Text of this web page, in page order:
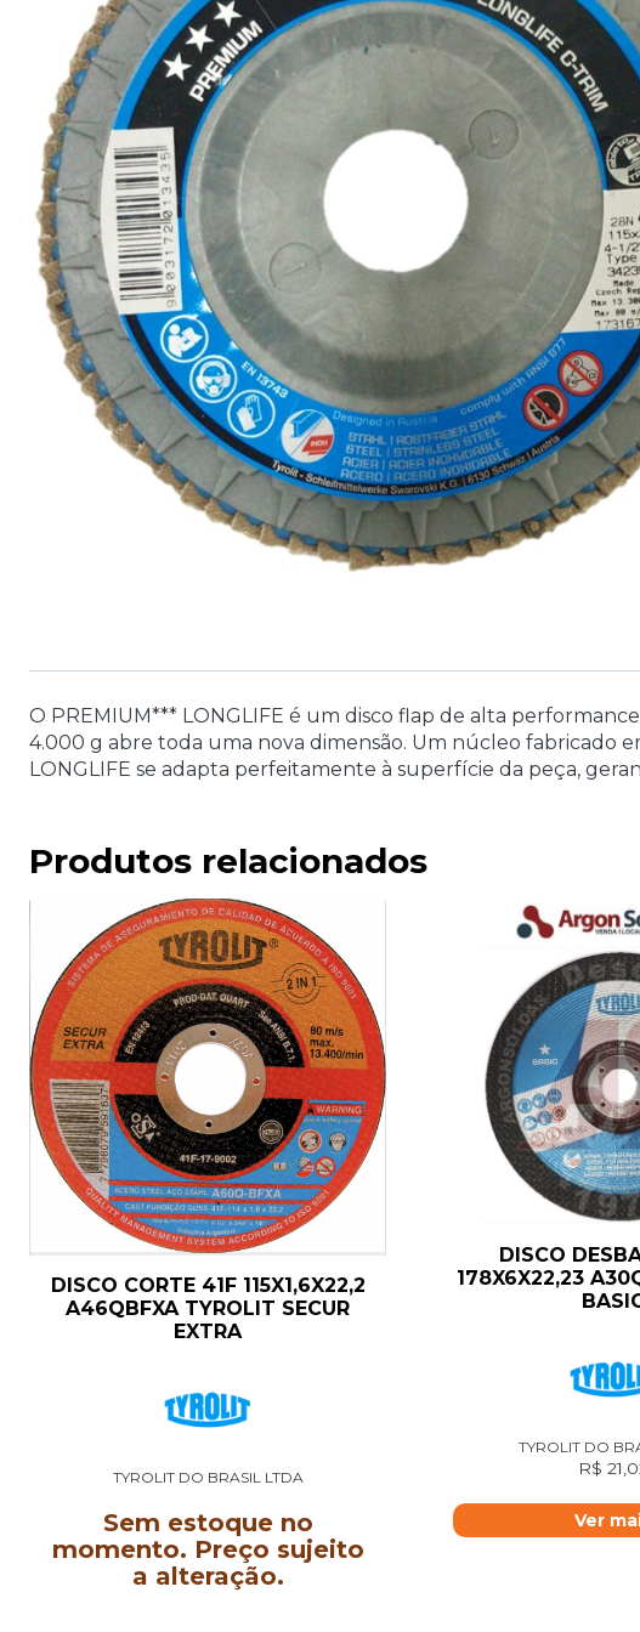
O PREMIUM*** LONGLIFE é um disco flap de alta
4.000 g abre toda uma nova dimensão. Um núcleo fabricado
LONGLIFE se adapta perfeitamente à superfície da peça,
Produtos relacionados
DISCO CORTE 41F 115X1,6X22,2
A46QBFXA TYROLIT SECUR
EXTRA
TYROLIT DO BRASIL LTDA
Sem estoque no
momento. Preço sujeito
a alteração.
DISCO
178X6X22,23
TYROLIT DO
R$
Ver